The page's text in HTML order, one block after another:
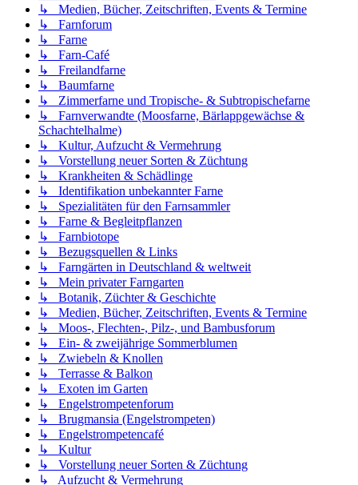
↳ Medien, Bücher, Zeitschriften, Events & Termine
↳ Farnforum
↳ Farne
↳ Farn-Café
↳ Freilandfarne
↳ Baumfarne
↳ Zimmerfarne und Tropische- & Subtropischefarne
↳ Farnverwandte (Moosfarne, Bärlappgewächse &
Schachtelhalme)
↳ Kultur, Aufzucht & Vermehrung
↳ Vorstellung neuer Sorten & Züchtung
↳ Krankheiten & Schädlinge
↳ Identifikation unbekannter Farne
↳ Spezialitäten für den Farnsammler
↳ Farne & Begleitpflanzen
↳ Farnbiotope
↳ Bezugsquellen & Links
↳ Farngärten in Deutschland & weltweit
↳ Mein privater Farngarten
↳ Botanik, Züchter & Geschichte
↳ Medien, Bücher, Zeitschriften, Events & Termine
↳ Moos-, Flechten-, Pilz-, und Bambusforum
↳ Ein- & zweijährige Sommerblumen
↳ Zwiebeln & Knollen
↳ Terrasse & Balkon
↳ Exoten im Garten
↳ Engelstrompetenforum
↳ Brugmansia (Engelstrompeten)
↳ Engelstrompetencafé
↳ Kultur
↳ Vorstellung neuer Sorten & Züchtung
↳ Aufzucht & Vermehrung